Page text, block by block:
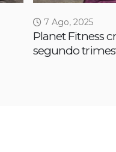
7 Ago, 2025
Planet Fitness
segundo